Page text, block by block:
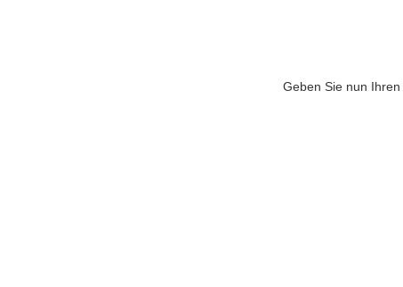
Geben Sie nun